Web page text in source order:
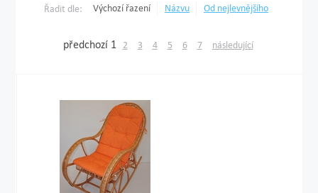
Řadit dle: Výchozí řazení Názvu Od nejlevnějšího
předchozí 1 2 3 4 5 6 7 následující